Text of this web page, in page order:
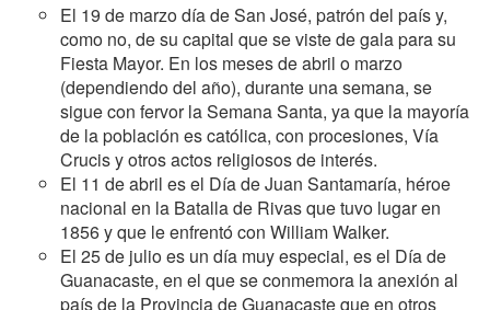
El 19 de marzo día de San José, patrón del país y,
como no, de su capital que se viste de gala para su
Fiesta Mayor. En los meses de abril o marzo
(dependiendo del año), durante una semana, se
sigue con fervor la Semana Santa, ya que la mayoría
de la población es católica, con procesiones, Vía
Crucis y otros actos religiosos de interés.
El 11 de abril es el Día de Juan Santamaría, héroe
nacional en la Batalla de Rivas que tuvo lugar en
1856 y que le enfrentó con William Walker.
El 25 de julio es un día muy especial, es el Día de
Guanacaste, en el que se conmemora la anexión al
país de la Provincia de Guanacaste que en otros